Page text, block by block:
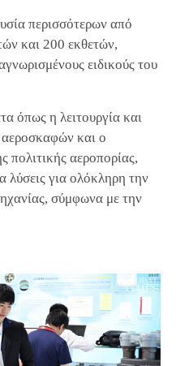
περισσότερων από
και 200 εκθετών,
ειδικούς του
όπως η λειτουργία και
και ο
πολιτικής αεροπορίας,
λύσεις για ολόκληρη την
σύμφωνα με την